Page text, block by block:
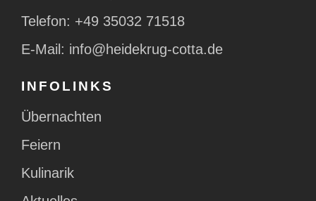
Telefon: +49 35032 71518
E-Mail: info@heidekrug-cotta.de
INFOLINKS
Übernachten
Feiern
Kulinarik